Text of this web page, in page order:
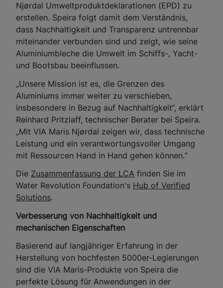
Njørdal Umweltproduktdeklarationen (EPD) zu
erstellen. Speira folgt damit dem Verständnis,
dass Nachhaltigkeit und Transparenz untrennbar
miteinander verbunden sind und zeigt, wie seine
Aluminiumbleche die Umwelt im Schiffs-, Yacht-
und Bootsbau beeinflussen.
„Unsere Mission ist es, die Grenzen des
Aluminiums immer weiter zu verschieben,
insbesondere in Bezug auf Nachhaltigkeit“, erklärt
Reinhard Pritzlaff, technischer Berater bei Speira.
„Mit VIA Maris Njørdal zeigen wir, dass technische
Leistung und ein verantwortungsvoller Umgang
mit Ressourcen Hand in Hand gehen können.“
Die Zusammenfassung der LCA finden Sie im
Water Revolution Foundation's Hub of Verified
Solutions.
Verbesserung von Nachhaltigkeit und
mechanischen Eigenschaften
Basierend auf langjähriger Erfahrung in der
Herstellung von hochfesten 5000er-Legierungen
sind die VIA Maris-Produkte von Speira die
perfekte Lösung für Anwendungen in der